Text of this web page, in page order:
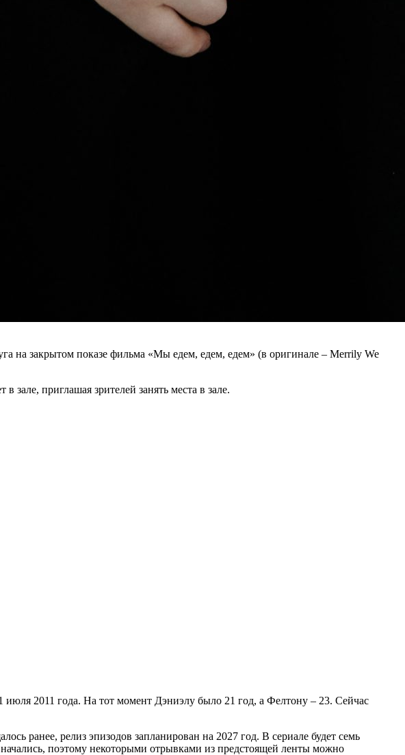
на закрытом показе фильма «Мы едем, едем, едем» (в оригинале – Merrily We
зале, приглашая зрителей занять места в зале.
2011 года. На тот момент Дэниэлу было 21 год, а Фелтону – 23. Сейчас
ранее, релиз эпизодов запланирован на 2027 год. В сериале будет семь
поэтому некоторыми отрывками из предстоящей ленты можно